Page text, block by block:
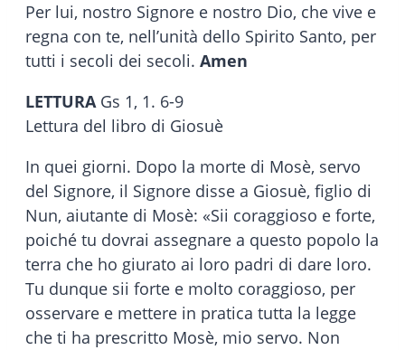
Per lui, nostro Signore e nostro Dio, che vive e
regna con te, nell’unità dello Spirito Santo, per
tutti i secoli dei secoli. Amen
LETTURAGs 1, 1. 6-9
Lettura del libro di Giosuè
In quei giorni. Dopo la morte di Mosè, servo
del Signore, il Signore disse a Giosuè, figlio di
Nun, aiutante di Mosè: «Sii coraggioso e forte,
poiché tu dovrai assegnare a questo popolo la
terra che ho giurato ai loro padri di dare loro.
Tu dunque sii forte e molto coraggioso, per
osservare e mettere in pratica tutta la legge
che ti ha prescritto Mosè, mio servo. Non